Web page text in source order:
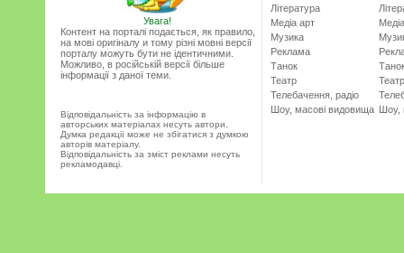
Увага!
Контент на порталі подається, як правило,
на мові оригіналу и тому різні мовні версії
порталу можуть бути не ідентичними.
Можливо, в російській версії більше
інформації з даної теми.
Відповідальність за інформацію в
авторських матеріалах несуть автори.
Думка редакції може не збігатися з думкою
авторів матеріалу.
Відповідальність за зміст реклами несуть
рекламодавці.
Література
Медіа арт
Музика
Реклама
Танок
Театр
Телебачення, радіо
Шоу, масові видовища
Театр
Шоу,